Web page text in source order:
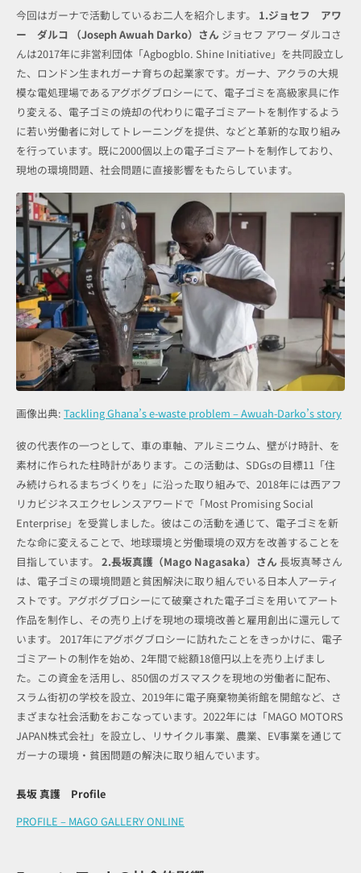
今回はガーナで活動しているお二人を紹介します。 1.ジョセフ アワ
ー ダルコ （Joseph Awuah Darko）さん ジョセフ アワー ダルコさ
んは2017年に非営利団体「Agbogblo. Shine Initiative」を共同設立し
た、ロンドン生まれガーナ育ちの起業家です。ガーナ、アクラの大規
模な電処理場であるアグボグブロシーにて、電子ゴミを高級家具に作
り変える、電子ゴミの焼却の代わりに電子ゴミアートを制作するよう
に若い労働者に対してトレーニングを提供、などと革新的な取り組み
を行っています。既に2000個以上の電子ゴミアートを制作しており、
現地の環境問題、社会問題に直接影響をもたらしています。
画像出典: Tackling Ghana’s e-waste problem – Awuah-Darko’s story
彼の代表作の一つとして、車の車軸、アルミニウム、壁がけ時計、を
素材に作られた柱時計があります。この活動は、SDGsの目標11「住
み続けられるまちづくりを」に沿った取り組みで、2018年には西アフ
リカビジネスエクセレンスアワードで「Most Promising Social
Enterprise」を受賞しました。彼はこの活動を通じて、電子ゴミを新
たな命に変えることで、地球環境と労働環境の双方を改善することを
目指しています。 2.長坂真護（Mago Nagasaka）さん 長坂真琴さん
は、電子ゴミの環境問題と貧困解決に取り組んでいる日本人アーティ
ストです。アグボグブロシーにて破棄された電子ゴミを用いてアート
作品を制作し、その売り上げを現地の環境改善と雇用創出に還元して
います。 2017年にアグボグブロシーに訪れたことをきっかけに、電子
ゴミアートの制作を始め、2年間で総額18億円以上を売り上げまし
た。この資金を活用し、850個のガスマスクを現地の労働者に配布、
スラム街初の学校を設立、2019年に電子廃棄物美術館を開館など、さ
まざまな社会活動をおこなっています。2022年には「MAGO MOTORS
JAPAN株式会社」を設立し、リサイクル事業、農業、EV事業を通じて
ガーナの環境・貧困問題の解決に取り組んでいます。
長坂 真護 Profile
PROFILE – MAGO GALLERY ONLINE